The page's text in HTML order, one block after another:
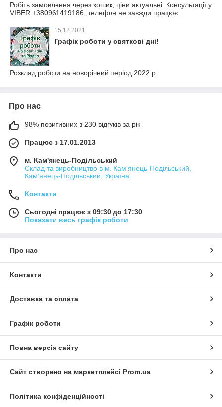
Робіть замовлення через кошик, ціни актуальні. Консультації у
VIBER +380961419186, телефон не завжди працює.
15.12.2021
Графік роботи у святкові дні!
Розклад роботи на новорічний період 2022 р.
Про нас
98% позитивних з 230 відгуків за рік
Працює з 17.01.2013
м. Кам'янець-Подільський
Склад та виробництво в м. Кам'янець-Подільський,
Кам'янець-Подільський, Україна
Контакти
Сьогодні працює з 09:30 до 17:30
Показати весь графік роботи
Про нас
Контакти
Доставка та оплата
Графік роботи
Повна версія сайту
Сайт створено на маркетплейсі Prom.ua
Політика конфіденційності